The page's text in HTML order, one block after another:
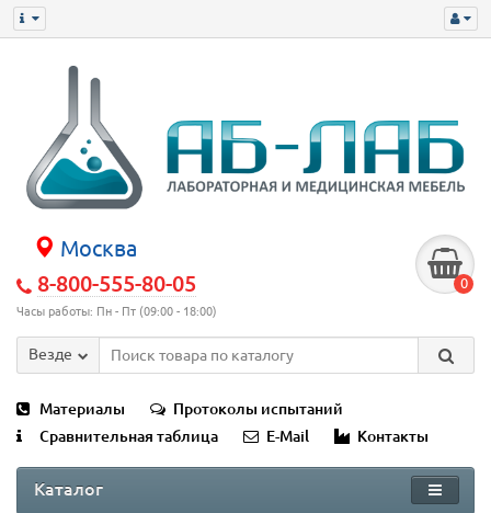
Москва
8-800-555-80-05
Часы работы: Пн - Пт (09:00 - 18:00)
0
Везде
Материалы
Протоколы испытаний
Сравнительная таблица
E-Mail Контакты
Каталог